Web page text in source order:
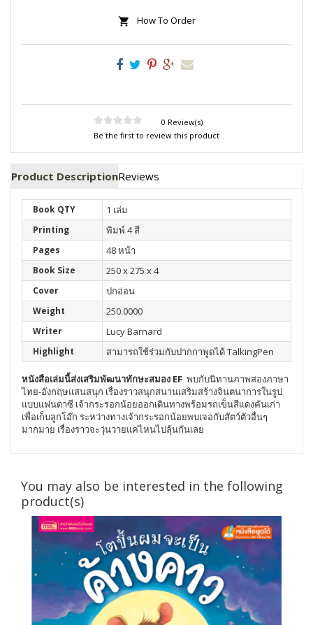
How To Order
0 Review(s)
Be the first to review this product
Product DescriptionReviews
Book QTY 1 เล่ม
Printing พิมพ์ 4 สี
Pages 48 หน้า
Book Size 250 x 275 x 4
Cover ปกอ่อน
Weight 250.0000
Writer Lucy Barnard
Highlight สามารถใช้ร่วมกับปากกาพูดได้ TalkingPen
หนังสือเล่มนี้ส่งเสริมพัฒนาทักษะสมอง EF พบกับนิทานภาพสองภาษา
ไทย-อังกฤษแสนสนุก เรื่องราวสนุกสนานเสริมสร้างจินตนาการในรูป
แบบแฟนตาซี เจ้ากระรอกน้อยออกเดินทางพร้อมรถเข็นสีแดงคันเก่า
เพื่อเก็บลูกโอ๊ก ระหว่างทางเจ้ากระรอกน้อยพบเจอกับสัตว์ตัวอื่นๆ
มากมาย เรื่องราวจะวุ่นวายแค่ไหนไปลุ้นกันเลย
You may also be interested in the following
product(s)